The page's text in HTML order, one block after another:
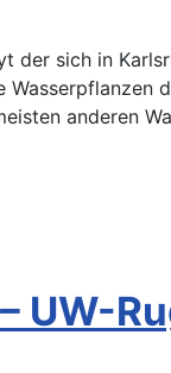
der sich in
Wasserpflanzen
anderen
UW-